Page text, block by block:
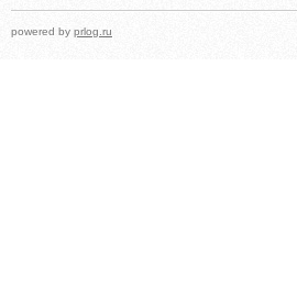
powered by prlog.ru